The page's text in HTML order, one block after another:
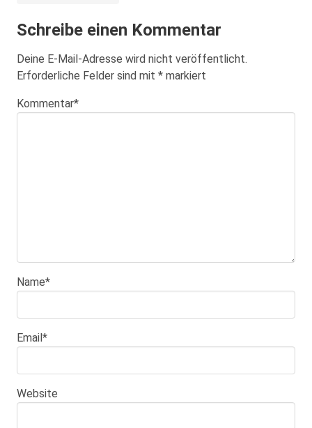
Schreibe einen Kommentar
Deine E-Mail-Adresse wird nicht veröffentlicht.
Erforderliche Felder sind mit * markiert
Kommentar*
Name*
Email*
Website